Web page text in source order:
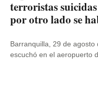
terroristas
por otro lado se
Barranquilla, 29 de
escuchó en el aeropuerto